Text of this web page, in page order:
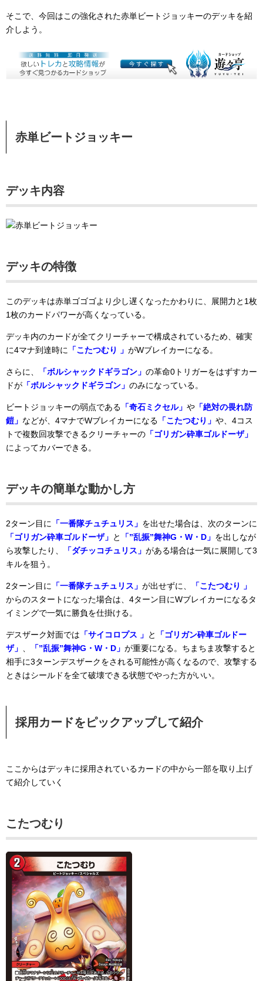
そこで、今回はこの強化された赤単ビートジョッキーのデッキを紹
介しよう。
赤単ビートジョッキー
デッキ内容
デッキの特徴
このデッキは赤単ゴゴゴより少し遅くなったかわりに、展開力と1枚
1枚のカードパワーが高くなっている。
デッキ内のカードが全てクリーチャーで構成されているため、確実
に4マナ到達時に
「こたつむり 」 がWブレイカーになる。
さらに、 「ボルシャックドギラゴン」 の革命0トリガーをはずすカー
ドが 「ボルシャックドギラゴン」 のみになっている。
ビートジョッキーの弱点である 「奇石ミクセル」 や 「絶対の畏れ防
鎧」 などが、4マナでWブレイカーになる 「こたつむり」 や、4コス
トで複数回攻撃できるクリーチャーの 「ゴリガン砕車ゴルドーザ」
によってカバーできる。
デッキの簡単な動かし方
2ターン目に 「一番隊チュチュリス」 を出せた場合は、次のターンに
「ゴリガン砕車ゴルドーザ」 と 「”乱振”舞神G・W・D」 を出しなが
ら攻撃したり、
「ダチッコチュリス」 がある場合は一気に展開して3
キルを狙う。
2ターン目に 「一番隊チュチュリス」 が出せずに、
「こたつむり 」
からのスタートになった場合は、4ターン目にWブレイカーになるタ
イミングで一気に勝負を仕掛ける。
デスザーク対面では 「サイコロプス 」 と
「ゴリガン砕車ゴルドー
ザ」
「”乱振”舞神G・W・D」 が重要になる。ちまちま攻撃すると
相手に3ターンデスザークをされる可能性が高くなるので、攻撃する
ときはシールドを全て破壊できる状態でやった方がいい。
採用カードをピックアップして紹介
ここからはデッキに採用されているカードの中から一部を取り上げ
て紹介していく
こたつむり